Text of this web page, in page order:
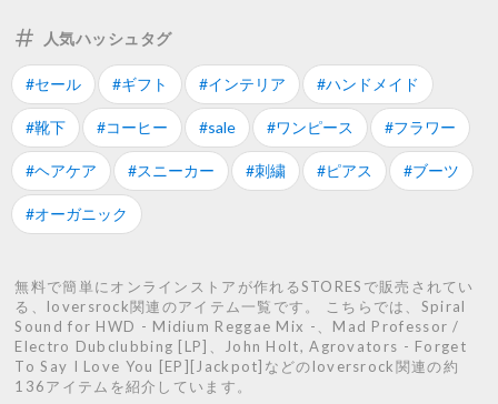
人気ハッシュタグ
#セール #ギフト #インテリア #ハンドメイド
#靴下 #コーヒー #sale #ワンピース #フラワー
#ヘアケア #スニーカー #刺繍 #ピアス #ブーツ
#オーガニック
無料で簡単にオンラインストアが作れるSTORESで販売されてい
る、loversrock関連のアイテム一覧です。 こちらでは、Spiral
Sound for HWD - Midium Reggae Mix -、Mad Professor /
Electro Dubclubbing [LP]、John Holt, Agrovators - Forget
To Say I Love You [EP][Jackpot]などのloversrock関連の約
136アイテムを紹介しています。